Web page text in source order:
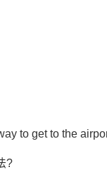
to get to the
?